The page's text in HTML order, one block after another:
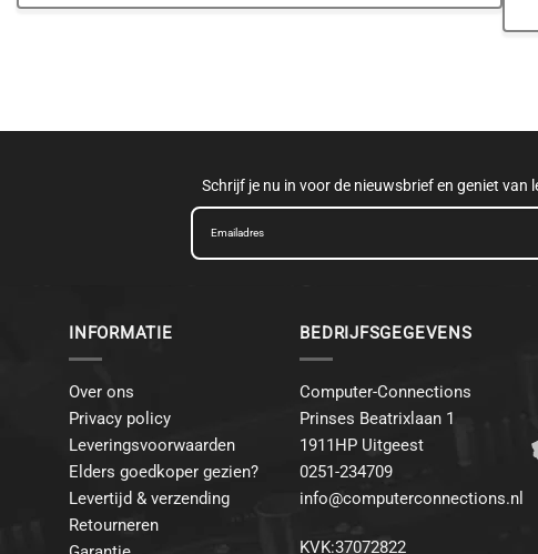
Schrijf je nu in voor de nieuwsbrief en geniet
INFORMATIE
Over ons
Privacy policy
Leveringsvoorwaarden
Elders goedkoper gezien?
Levertijd & verzending
Retourneren
BEDRIJFSGEGEVENS
Computer-Connections
Prinses Beatrixlaan 1
1911HP Uitgeest
0251-234709
info@computerconnections.nl
KVK:37072822